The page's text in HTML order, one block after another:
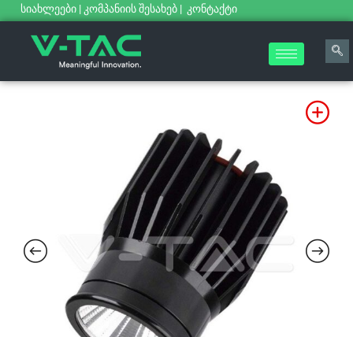
სიახლეები | კომპანიის შესახებ | კონტაქტი